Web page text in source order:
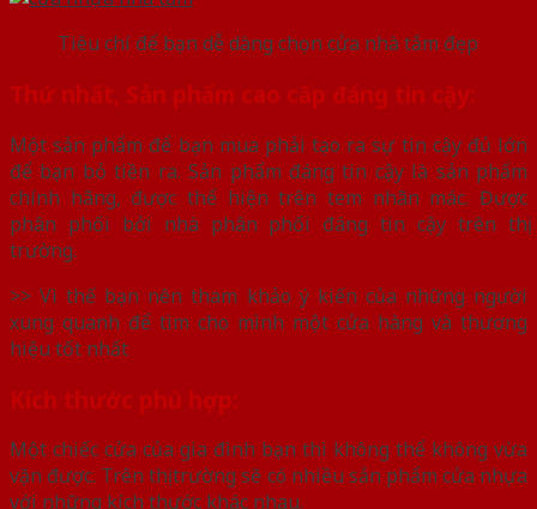
Tiêu chí để bạn dễ dàng chọn cửa nhà tắm đẹp
Thứ nhất, Sản phẩm cao cấp đáng tin cậy:
Một sản phẩm để bạn mua phải tạo ra sự tin cậy đủ lớn
để bạn bỏ tiền ra. Sản phẩm đáng tin cậy là sản phẩm
chính hãng, được thể hiện trên tem nhãn mác. Được
phân phối bởi nhà phân phối đáng tin cậy trên thị
trường.
>> Vì thế bạn nên tham khảo ý kiến của những người
xung quanh để tìm cho mình một cửa hàng và thương
hiệu tốt nhất
Kích thước phù hợp:
Một chiếc cửa của gia đình bạn thì không thể không vừa
vặn được. Trên thị trường sẽ có nhiều sản phẩm cửa nhựa
với những kích thước khác nhau.